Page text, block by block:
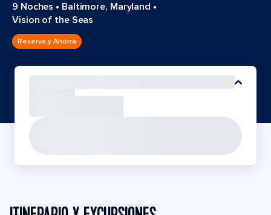
9 Noches • Baltimore, Maryland •
Vision of the Seas
Reserva y Ahorra